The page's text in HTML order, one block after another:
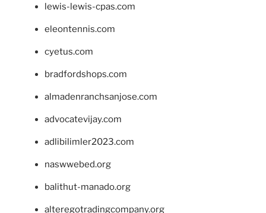
lewis-lewis-cpas.com
eleontennis.com
cyetus.com
bradfordshops.com
almadenranchsanjose.com
advocatevijay.com
adlibilimler2023.com
naswwebed.org
balithut-manado.org
alteregotradingcompany.org